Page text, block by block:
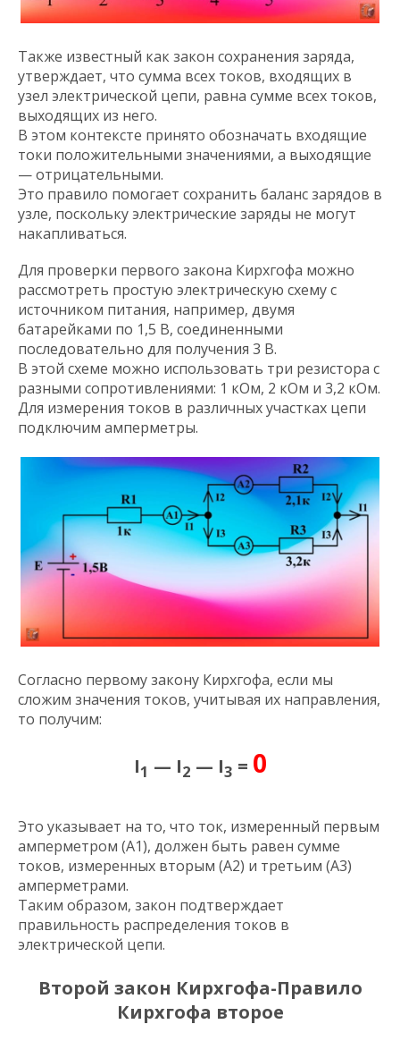
Также известный как закон сохранения заряда,
утверждает, что сумма всех токов, входящих в
узел электрической цепи, равна сумме всех токов,
выходящих из него.
В этом контексте принято обозначать входящие
токи положительными значениями, а выходящие
— отрицательными.
Это правило помогает сохранить баланс зарядов в
узле, поскольку электрические заряды не могут
накапливаться.
Для проверки первого закона Кирхгофа можно
рассмотреть простую электрическую схему с
источником питания, например, двумя
батарейками по 1,5 В, соединенными
последовательно для получения 3 В.
В этой схеме можно использовать три резистора с
разными сопротивлениями: 1 кОм, 2 кОм и 3,2 кОм.
Для измерения токов в различных участках цепи
подключим амперметры.
Согласно первому закону Кирхгофа, если мы
сложим значения токов, учитывая их направления,
то получим:
I1 — I2 — I3 = 0
Это указывает на то, что ток, измеренный первым
амперметром (A1), должен быть равен сумме
токов, измеренных вторым (A2) и третьим (A3)
амперметрами.
Таким образом, закон подтверждает
правильность распределения токов в
электрической цепи.
Второй закон Кирхгофа-Правило
Кирхгофа второе